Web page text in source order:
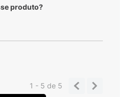
produto?
1 - 5de 5